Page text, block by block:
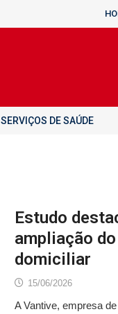
SERVIÇOS DE SAÚDE
Estudo
ampliação
domiciliar
15/06/2026
A Vantive, empresa